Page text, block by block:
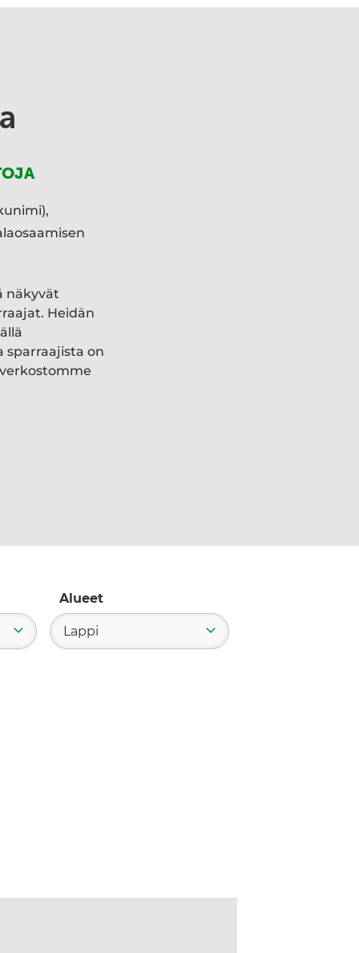
näkyvät
Heidän
sparraajista on
Alueet
Lappi